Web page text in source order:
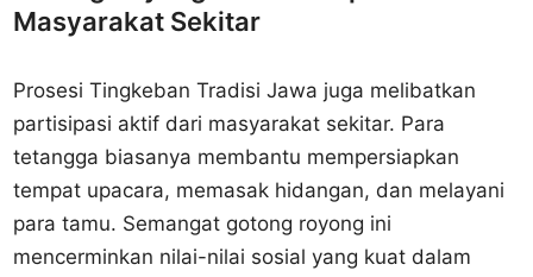
Masyarakat Sekitar
Prosesi Tingkeban Tradisi Jawa juga melibatkan
partisipasi aktif dari masyarakat sekitar. Para
tetangga biasanya membantu mempersiapkan
tempat upacara, memasak hidangan, dan melayani
para tamu. Semangat gotong royong ini
mencerminkan nilai-nilai sosial yang kuat dalam